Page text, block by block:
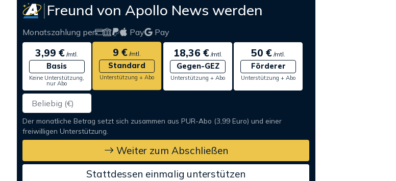
Freund von Apollo News werden
Monatszahlung per Pay Pay
3,99 € /mtl.
Basis
Keine Unterstützung,
nur Abo
9 € /mtl.
Standard
Unterstützung + Abo
18,36 €/mtl.
Gegen-GEZ
Unterstützung + Abo
50 € /mtl.
Förderer
Unterstützung + Abo
Der monatliche Betrag setzt sich zusammen aus PUR-Abo (3,99 Euro) und einer
freiwilligen Unterstützung.
Weiter zum Abschließen
Stattdessen einmalig unterstützen